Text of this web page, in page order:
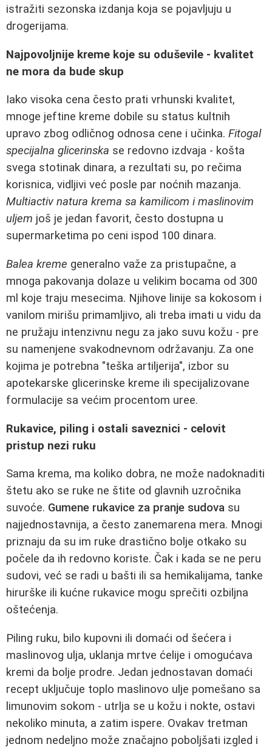
istražiti sezonska izdanja koja se pojavljuju u
drogerijama.
Najpovoljnije kreme koje su oduševile - kvalitet
ne mora da bude skup
Iako visoka cena često prati vrhunski kvalitet,
mnoge jeftine kreme dobile su status kultnih
upravo zbog odličnog odnosa cene i učinka. Fitogal
specijalna glicerinska se redovno izdvaja - košta
svega stotinak dinara, a rezultati su, po rečima
korisnica, vidljivi već posle par noćnih mazanja.
Multiactiv natura krema sa kamilicom i maslinovim
uljem još je jedan favorit, često dostupna u
supermarketima po ceni ispod 100 dinara.
Balea kreme generalno važe za pristupačne, a
mnoga pakovanja dolaze u velikim bocama od 300
ml koje traju mesecima. Njihove linije sa kokosom i
vanilom mirišu primamljivo, ali treba imati u vidu da
ne pružaju intenzivnu negu za jako suvu kožu - pre
su namenjene svakodnevnom održavanju. Za one
kojima je potrebna "teška artiljerija", izbor su
apotekarske glicerinske kreme ili specijalizovane
formulacije sa većim procentom uree.
Rukavice, piling i ostali saveznici - celovit
pristup nezi ruku
Sama krema, ma koliko dobra, ne može nadoknaditi
štetu ako se ruke ne štite od glavnih uzročnika
suvoće. Gumene rukavice za pranje sudova su
najjednostavnija, a često zanemarena mera. Mnogi
priznaju da su im ruke drastično bolje otkako su
počele da ih redovno koriste. Čak i kada se ne peru
sudovi, već se radi u bašti ili sa hemikalijama, tanke
hirurške ili kućne rukavice mogu sprečiti ozbiljna
oštećenja.
Piling ruku, bilo kupovni ili domaći od šećera i
maslinovog ulja, uklanja mrtve ćelije i omogućava
kremi da bolje prodre. Jedan jednostavan domaći
recept uključuje toplo maslinovo ulje pomešano sa
limunovim sokom - utrlja se u kožu i nokte, ostavi
nekoliko minuta, a zatim ispere. Ovakav tretman
jednom nedeljno može značajno poboljšati izgled i